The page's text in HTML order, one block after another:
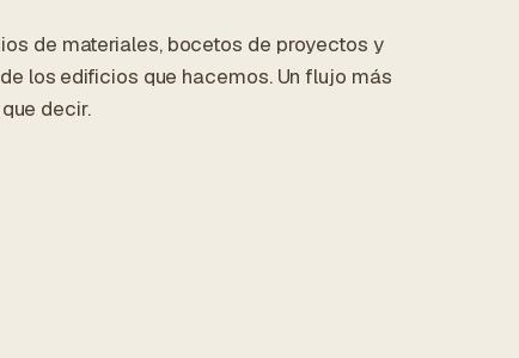
de materiales, bocetos de proyectos y
los edificios que hacemos. Un flujo más
decir.